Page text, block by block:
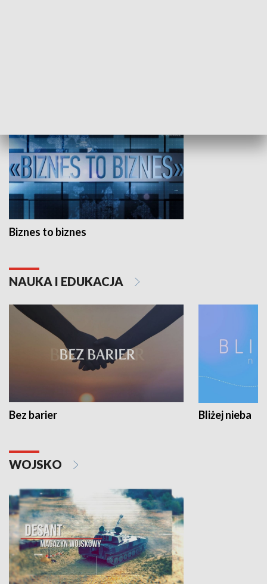
Biznes to biznes
NAUKA I EDUKACJA
Bez barier Bliżej nieba
WOJSKO